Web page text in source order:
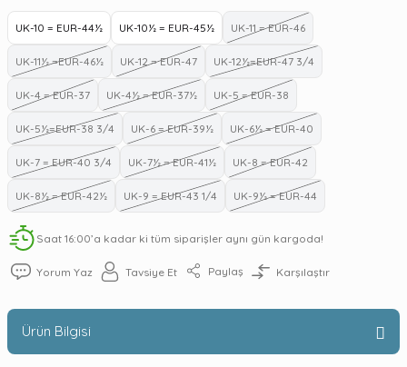
UK-10 = EUR-44½ UK-10½ = EUR-45½ UK-11 = EUR-46
UK-11½ =EUR-46½ UK-12 = EUR-47 UK-12½=EUR-47 3/4
UK-4 = EUR-37 UK-4½ = EUR-37½ UK-5 = EUR-38
UK-5½=EUR-38 3/4 UK-6 = EUR-39½ UK-6½ = EUR-40
UK-7 = EUR-40 3/4 UK-7½ = EUR-41½ UK-8 = EUR-42
UK-8½ = EUR-42½ UK-9 = EUR-43 1/4 UK-9½ = EUR-44
Saat 16:00’a kadar ki tüm siparişler aynı gün kargoda!
Yorum Yaz Tavsiye Et Paylaş Karşılaştır
Ürün Bilgisi